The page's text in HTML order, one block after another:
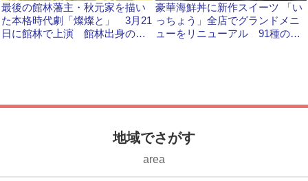
最後の館林藩主・秋元家を描い
た本格時代劇「燦燦と」 3月21
日に館林で上演 館林出身の俳
豪華海鮮丼に新作スイーツ 「い
っちょう」全店でグランドメニ
ューをリニューアル 91種の新
地域でさがす
area